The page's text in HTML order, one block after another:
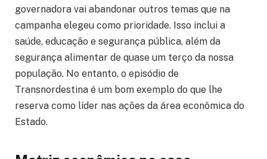
governadora vai abandonar outros temas que na
campanha elegeu como prioridade. Isso inclui a
saúde, educação e segurança pública, além da
segurança alimentar de quase um terço da nossa
população. No entanto, o episódio de
Transnordestina é um bom exemplo do que lhe
reserva como líder nas ações da área econômica do
Estado.